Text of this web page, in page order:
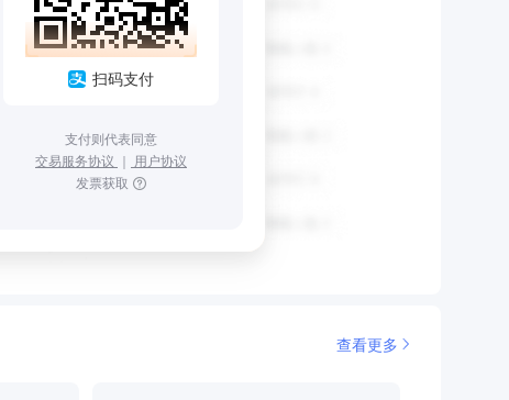
扫码支付
支付则代表同意
交易服务协议 ｜ 用户协议
发票获取
查看更多